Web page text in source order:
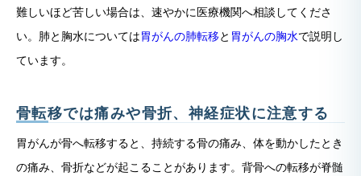
難しいほど苦しい場合は、速やかに医療機関へ相談してくださ
い。肺と胸水については胃がんの肺転移と 胃がんの胸水で説明し
ています。
骨転移では痛みや骨折、神経症状に注意する
胃がんが骨へ転移すると、持続する骨の痛み、体を動かしたとき
の痛み、骨折などが起こることがあります。背骨への転移が脊髄